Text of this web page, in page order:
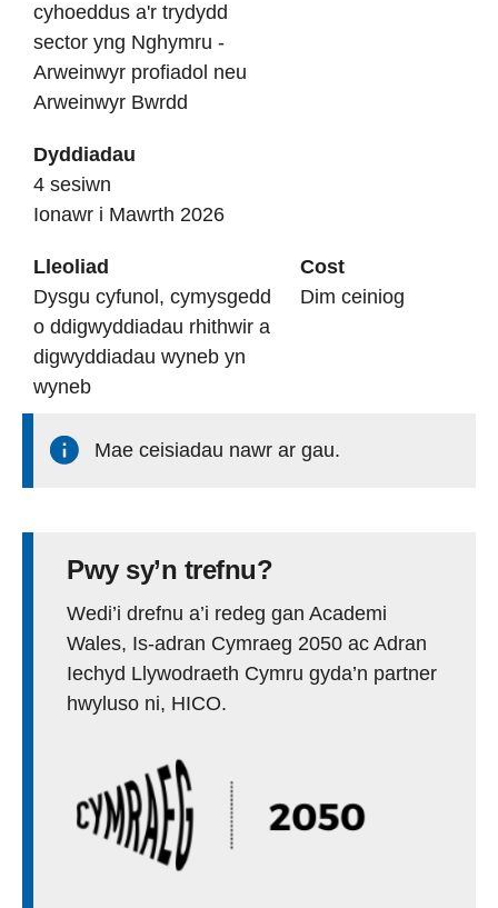
cyhoeddus a'r trydydd
sector yng Nghymru -
Arweinwyr profiadol neu
Arweinwyr Bwrdd
Dyddiadau
4 sesiwn
Ionawr i Mawrth 2026
Lleoliad
Dysgu cyfunol, cymysgedd
o ddigwyddiadau rhithwir a
digwyddiadau wyneb yn
wyneb
Cost
Dim ceiniog
Mae ceisiadau nawr ar gau.
Pwy sy’n trefnu?
Wedi’i drefnu a’i redeg gan Academi
Wales, Is-adran Cymraeg 2050 ac Adran
Iechyd Llywodraeth Cymru gyda’n partner
hwyluso ni, HICO.